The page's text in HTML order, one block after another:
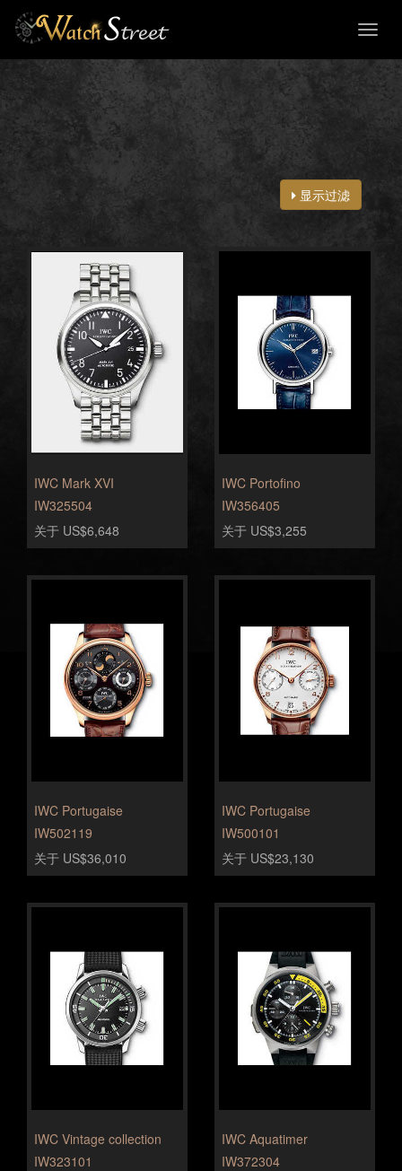
显示过滤
IWC Mark XVI
IW325504
关于 US$6,648
IWC Portofino
IW356405
关于 US$3,255
IWC Portugaise
IW502119
关于 US$36,010
IWC Portugaise
IW500101
关于 US$23,130
IWC Vintage collection
IW323101
IWC Aquatimer
IW372304